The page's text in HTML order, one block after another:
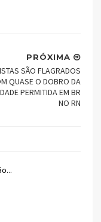
PRÓXIMA
SÃO FLAGRADOS
QUASE O DOBRO DA
PERMITIDA EM BR
NO RN